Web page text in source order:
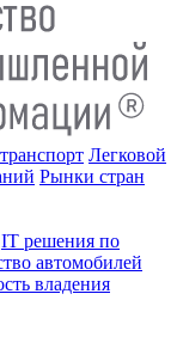
Легковой
Рынки стран
IT решения по
автомобилей
владения